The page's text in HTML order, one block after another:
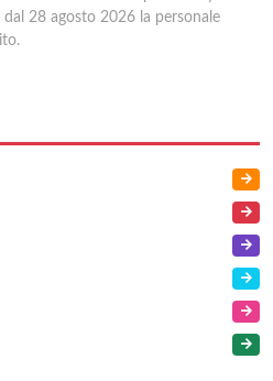
dal 28 agosto 2026 la personale